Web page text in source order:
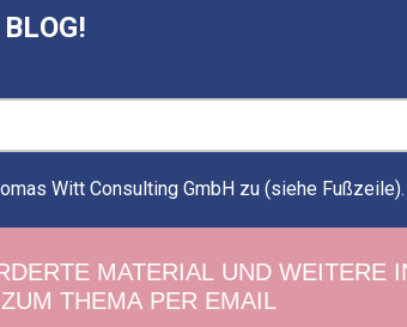
Witt Consulting GmbH zu (siehe